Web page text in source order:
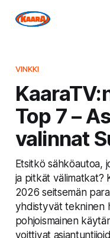
VINKKI
Top 7 –
valinnat
Etsitkö sähköautoa,
ja pitkät välimatkat?
2026 seitsemän
yhdistyvät tekninen
pohjoismainen
voittivat